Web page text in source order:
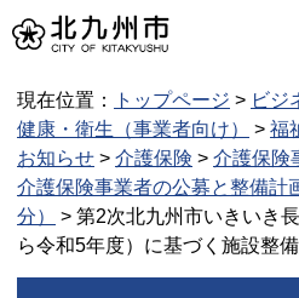
現在位置： トップページ > ビジ
健康・衛生（事業者向け）
> 福
お知らせ > 介護保険 > 介護保険
介護保険事業者の公募と整備計
分）
> 第2次北九州市いきいき
ら令和5年度）に基づく施設整